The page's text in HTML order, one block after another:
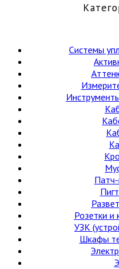
Cистемы
Розетки и
УЗК
Шкафы